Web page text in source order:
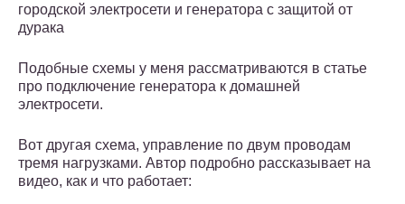
городской электросети и генератора с защитой от
дурака
Подобные схемы у меня рассматриваются в статье
про подключение генератора к домашней
электросети.
Вот другая схема, управление по двум проводам
тремя нагрузками. Автор подробно рассказывает на
видео, как и что работает: